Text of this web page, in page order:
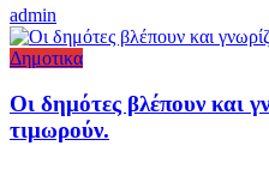
admin
Δημοτικα
Οι δημότες βλέπουν και
τιμωρούν.